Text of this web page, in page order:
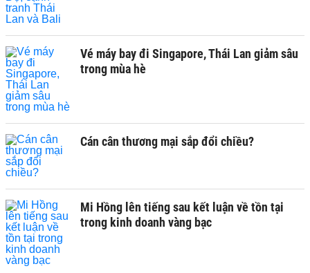
Vé máy bay đi Singapore, Thái Lan giảm sâu
trong mùa hè
Cán cân thương mại sắp đổi chiều?
Mi Hồng lên tiếng sau kết luận về tồn tại
trong kinh doanh vàng bạc